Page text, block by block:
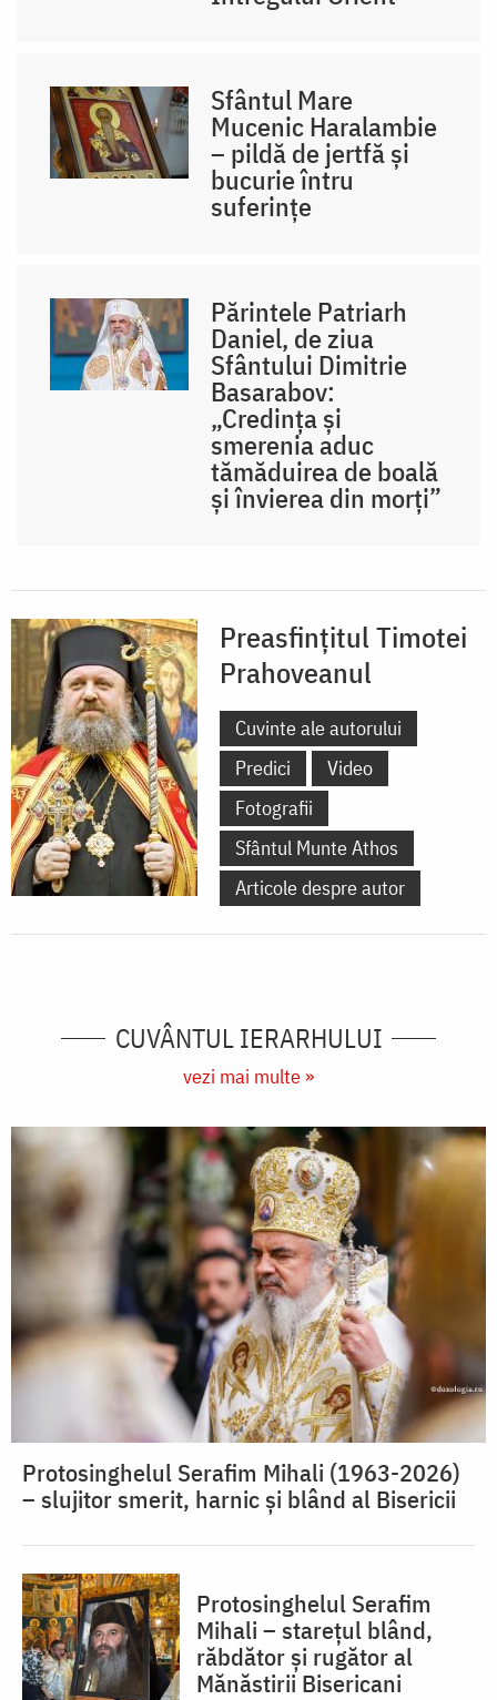
Sfântul Mare
Mucenic Haralambie
– pildă de jertfă și
bucurie întru
suferințe
Părintele Patriarh
Daniel, de ziua
Sfântului Dimitrie
Basarabov:
„Credința și
smerenia aduc
tămăduirea de boală
și învierea din morți”
Preasfințitul Timotei
Prahoveanul
Cuvinte ale autorului
Predici
Video
Fotografii
Sfântul Munte Athos
Articole despre autor
CUVÂNTUL IERARHULUI
vezi mai multe »
Protosinghelul Serafim Mihali (1963-2026)
– slujitor smerit, harnic și blând al Bisericii
Protosinghelul Serafim
Mihali – starețul blând,
răbdător și rugător al
Mănăstirii Bisericani